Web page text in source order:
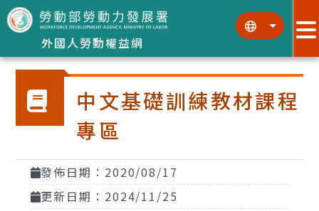
跳到主要內容區塊
外國人勞動權益網
::: :::
中文基礎訓練教材課程
專區
發佈日期：2020/08/17
更新日期：2024/11/25